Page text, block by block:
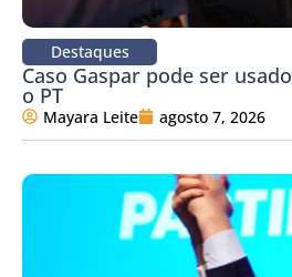
Destaques
Caso Gaspar pode ser
o PT
Mayara Leite agosto 7, 2026